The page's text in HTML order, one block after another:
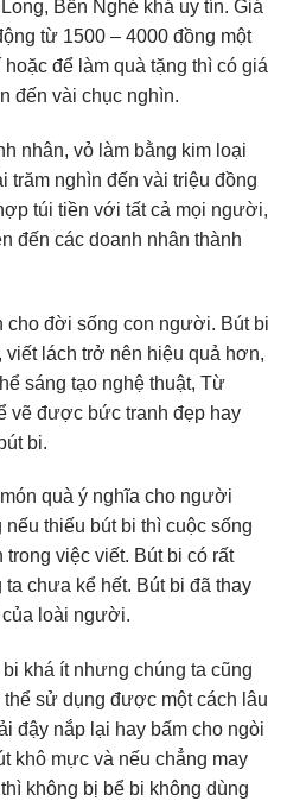
Bến Nghé khá uy tín. Giá
từ 1500 – 4000 đồng một
để làm quà tặng thì có giá
đến vài chục nghìn.
nhân, vỏ làm bằng kim loại
trăm nghìn đến vài triệu đồng
túi tiền với tất cả mọi người,
đến các doanh nhân thành
cho đời sống con người. Bút bi
viết lách trở nên hiệu quả hơn,
sáng tạo nghệ thuật, Từ
vẽ được bức tranh đẹp hay
bi.
quà ý nghĩa cho người
thiếu bút bi thì cuộc sống
việc viết. Bút bi có rất
chưa kể hết. Bút bi đã thay
loài người.
khá ít nhưng chúng ta cũng
sử dụng được một cách lâu
đậy nắp lại hay bấm cho ngòi
khô mực và nếu chẳng may
không bị bể bi không dùng